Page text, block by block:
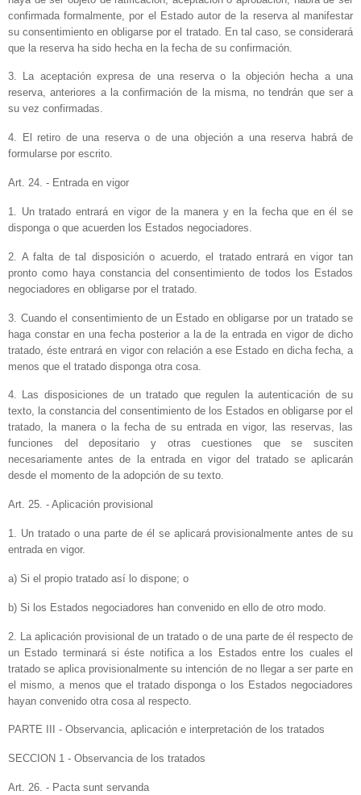
confirmada formalmente, por el Estado autor de la reserva al manifestar
su consentimiento en obligarse por el tratado. En tal caso, se considerará
que la reserva ha sido hecha en la fecha de su confirmación.
3. La aceptación expresa de una reserva o la objeción hecha a una
reserva, anteriores a la confirmación de la misma, no tendrán que ser a
su vez confirmadas.
4. El retiro de una reserva o de una objeción a una reserva habrá de
formularse por escrito.
Art. 24. - Entrada en vigor
1. Un tratado entrará en vigor de la manera y en la fecha que en él se
disponga o que acuerden los Estados negociadores.
2. Afalta de tal disposición o acuerdo, el tratado entrará en vigor tan
pronto como haya constancia del consentimiento de todos los Estados
negociadores en obligarse por el tratado.
3. Cuando el consentimiento de un Estado en obligarse por un tratado se
haga constar en una fecha posterior a la de la entrada en vigor de dicho
tratado, éste entrará en vigor con relación a ese Estado en dicha fecha, a
menos que el tratado disponga otra cosa.
4. Las disposiciones de un tratado que regulen la autenticación de su
texto, la constancia del consentimiento de los Estados en obligarse por el
tratado, la manera o la fecha de su entrada en vigor, las reservas, las
funciones del depositario y otras cuestiones que se susciten
necesariamente antes de la entrada en vigor del tratado se aplicarán
desde el momento de la adopción de su texto.
Art. 25. - Aplicación provisional
1. Un tratado o una parte de él se aplicará provisionalmente antes de su
entrada en vigor.
a) Si el propio tratado así lo dispone; o
b) Si los Estados negociadores han convenido en ello de otro modo.
2. La aplicación provisional de un tratado o de una parte de él respecto de
un Estado terminará si éste notifica a los Estados entre los cuales el
tratado se aplica provisionalmente su intención de no llegar a ser parte en
el mismo, a menos que el tratado disponga o los Estados negociadores
hayan convenido otra cosa al respecto.
PARTE III - Observancia, aplicación e interpretación de los tratados
SECCION 1 - Observancia de los tratados
Art. 26. - Pacta sunt servanda